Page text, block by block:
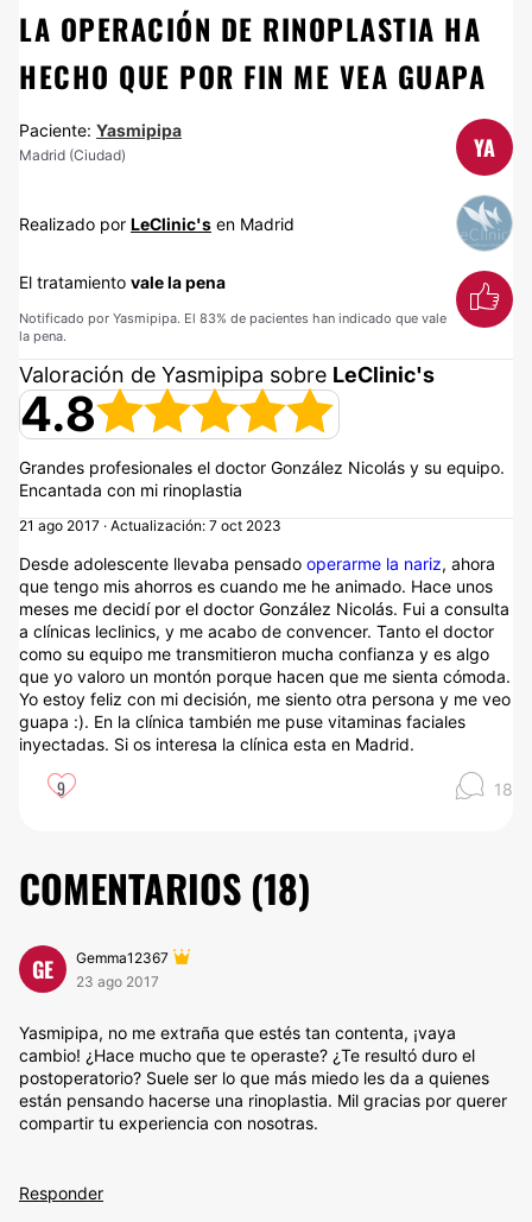
LA OPERACIÓN DE RINOPLASTIA HA
HECHO QUE POR FIN ME VEA GUAPA
Paciente: Yasmipipa
Madrid (Ciudad) YA
Realizado por LeClinic's en Madrid
El tratamiento vale la pena
Notificado por Yasmipipa. El 83% de pacientes han indicado que vale
la pena.
Valoración de Yasmipipa sobre LeClinic's
4.8
Grandes profesionales el doctor González Nicolás y su equipo.
Encantada con mi rinoplastia
21 ago 2017 · Actualización: 7 oct 2023
Desde adolescente llevaba pensado operarme la nariz, ahora
que tengo mis ahorros es cuando me he animado. Hace unos
meses me decidí por el doctor González Nicolás. Fui a consulta
a clínicas leclinics, y me acabo de convencer. Tanto el doctor
como su equipo me transmitieron mucha confianza y es algo
que yo valoro un montón porque hacen que me sienta cómoda.
Yo estoy feliz con mi decisión, me siento otra persona y me veo
guapa :). En la clínica también me puse vitaminas faciales
inyectadas. Si os interesa la clínica esta en Madrid.
9 18
COMENTARIOS (18)
GE
Gemma12367
23 ago 2017
Yasmipipa, no me extraña que estés tan contenta, ¡vaya
cambio! ¿Hace mucho que te operaste? ¿Te resultó duro el
postoperatorio? Suele ser lo que más miedo les da a quienes
están pensando hacerse una rinoplastia. Mil gracias por querer
compartir tu experiencia con nosotras.
Responder